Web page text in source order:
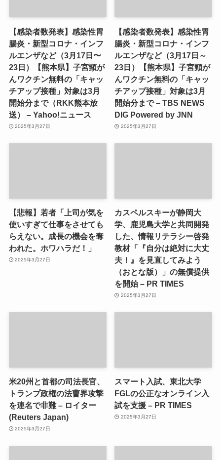
【感染者数発表】感染性胃
腸炎・新型コロナ・インフ
ルエンザなど（3月17日〜
23日）【熊本県】子宮頸が
んワクチン無料の「キャッ
チアップ接種」対象は3月
開始分まで（RKK熊本放
送） – Yahoo!ニュース
2025年3月27日
【感染者数発表】感染性胃
腸炎・新型コロナ・インフ
ルエンザなど（3月17日～
23日）【熊本県】子宮頸が
んワクチン無料の「キャッ
チアップ接種」対象は3月
開始分まで – TBS NEWS
DIG Powered by JNN
2025年3月27日
【悲報】若者「上司が気を
使いすぎて仕事をさせても
らえない。成長の機会を奪
われた。ホワハラだ！」
2025年3月27日
カスペルスキーが静岡大
学、鹿児島大学と共同開発
した、情報リテラシー啓発
教材「『自分は絶対に大丈
夫！』を見直してみよう
（おとな版）」の無償提供
を開始 – PR TIMES
2025年3月27日
米20州と首都の司法長官、
トランプ政権の法曹界攻撃
を連名で非難 – ロイター
(Reuters Japan)
2025年3月27日
スマート入試、東北大学
FGLの公正なオンライン入
試を支援 – PR TIMES
2025年3月27日